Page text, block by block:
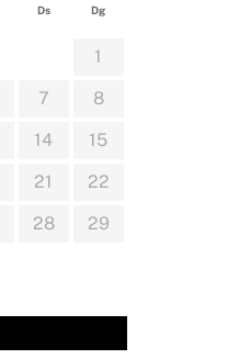
Ds Dg
1
7
8
14
15
21
22
28
29